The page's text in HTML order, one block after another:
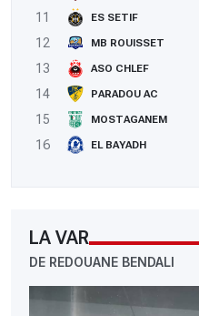
11
ES SETIF
12
MB ROUISSET
13
ASO CHLEF
14
PARADOU AC
15
MOSTAGANEM
16
EL BAYADH
LA VAR
DE REDOUANE BENDALI